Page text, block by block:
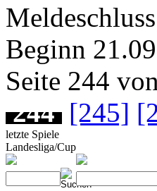
Beginn
Seite 244
244 [245]
letzte Spiele
Landesliga/Cup